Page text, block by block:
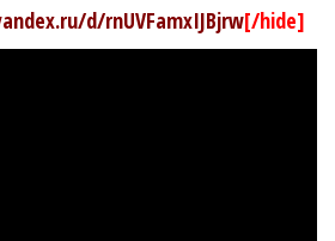
d/rnUVFamxIJBjrw[/hide]